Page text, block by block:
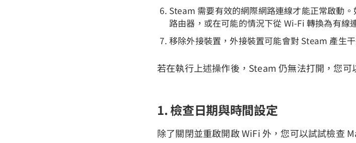
Steam 需要有效的網際網路連線才能正常啟動
路由器，或在可能的情況下從 Wi-Fi 轉換為有線
移除外接裝置，外接裝置可能會對 Steam 產生干
若在執行上述操作後，Steam 仍無法打開，您可
1. 檢查日期與時間設定
除了關閉並重啟開啟 WiFi 外，您可以試試檢查